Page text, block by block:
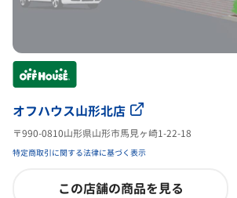
オフハウス山形北店
〒990-0810山形県山形市馬見ヶ崎1-22-18
特定商取引に関する法律に基づく表示
この店舗の商品を見る